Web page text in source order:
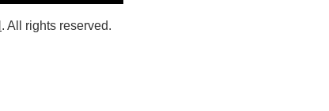
. All rights reserved.